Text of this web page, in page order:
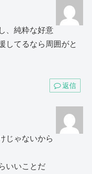
、純粋な好意
してるなら周囲がと
返信
じゃないから
いいことだ